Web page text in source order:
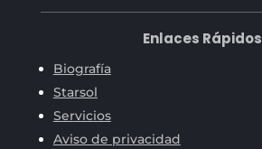
Enlaces Rápidos
Biografía
Starsol
Servicios
Aviso de privacidad